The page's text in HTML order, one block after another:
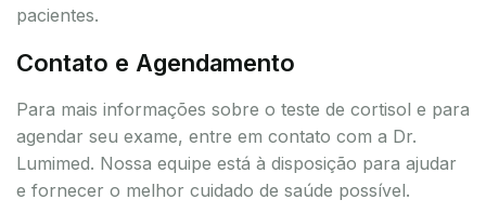
pacientes.
Contato e Agendamento
Para mais informações sobre o teste de cortisol e para
agendar seu exame, entre em contato com a Dr.
Lumimed. Nossa equipe está à disposição para ajudar
e fornecer o melhor cuidado de saúde possível.